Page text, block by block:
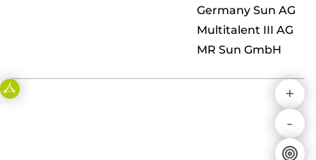
Germany Sun AG
Multitalent III AG
MR Sun GmbH
+
-